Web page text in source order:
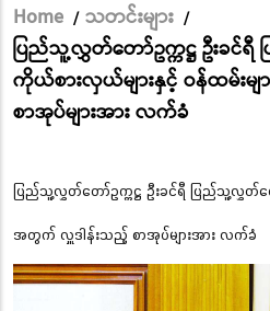
Breadcrumb
Home / သတင်းများ /
ပြည်သူ့လွှတ်တော်ဥက္ကဋ္ဌ ဦးခင်
ကိုယ်စားလှယ်များနှင့် ဝန်ထမ်း
စာအုပ်များအား လက်ခံ
ပြည်သူ့လွှတ်တော်ဥက္ကဋ္ဌ ဦးခင်ရီ ပြည်သူ့လွှတ်တ
အတွက် လှူဒါန်းသည့် စာအုပ်များအား လက်ခံ